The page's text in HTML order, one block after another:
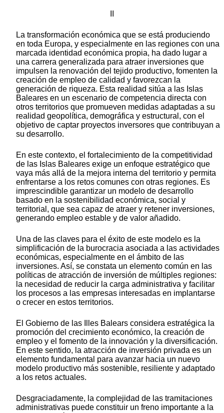
La transformación económica que se está produciendo
en toda Europa, y especialmente en las regiones con una
marcada identidad económica propia, ha dado lugar a
una carrera generalizada para atraer inversiones que
impulsen la renovación del tejido productivo, fomenten la
creación de empleo de calidad y favorezcan la
generación de riqueza. Esta realidad sitúa a las Islas
Baleares en un escenario de competencia directa con
otros territorios que promueven medidas adaptadas a su
realidad geopolítica, demográfica y estructural, con el
objetivo de captar proyectos inversores que contribuyan a
su desarrollo.
En este contexto, el fortalecimiento de la competitividad
de las Islas Baleares exige un enfoque estratégico que
vaya más allá de la mejora interna del territorio y permita
enfrentarse a los retos comunes con otras regiones. Es
imprescindible garantizar un modelo de desarrollo
basado en la sostenibilidad económica, social y
territorial, que sea capaz de atraer y retener inversiones,
generando empleo estable y de valor añadido.
Una de las claves para el éxito de este modelo es la
simplificación de la burocracia asociada a las actividades
económicas, especialmente en el ámbito de las
inversiones. Así, se constata un elemento común en las
políticas de atracción de inversión de múltiples regiones:
la necesidad de reducir la carga administrativa y facilitar
los procesos a las empresas interesadas en implantarse
o crecer en estos territorios.
El Gobierno de las Illes Balears considera estratégica la
promoción del crecimiento económico, la creación de
empleo y el fomento de la innovación y la diversificación.
En este sentido, la atracción de inversión privada es un
elemento fundamental para avanzar hacia un nuevo
modelo productivo más sostenible, resiliente y adaptado
a los retos actuales.
Desgraciadamente, la complejidad de las tramitaciones
administrativas puede constituir un freno importante a la